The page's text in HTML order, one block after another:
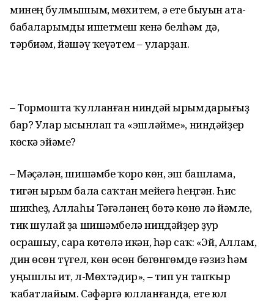
минең булмышым, мөхитем, ә ете быуын ата-
бабаларымды ишетмеш кенә белһәм дә,
тәрбиәм, йәшәү ҡеүәтем – уларҙан.
– Тормошта ҡулланған ниндәй ырымдарығыҙ
бар? Улар ысынлап та «эшләйме», ниндәйҙер
көскә эйәме?
– Мәҫәлән, шишәмбе ҡоро көн, эш башлама,
тигән ырым бала саҡтан мейегә һеңгән. Һис
шикһеҙ, Аллаһы Тәғәләнең бөтә көнө лә йәмле,
тик шулай ҙа шишәмбелә ниндәйҙер ҙур
осрашыу, сара көтөлә икән, һәр саҡ: «Эй, Аллам,
дин өсөн түгел, көн өсөн бөгөнгөмдө ғәзиз һәм
уңышлы ит, Әл-Мөхтәдир», – тип ун тапҡыр
ҡабатлайым. Сәфәргә юлланғанда, ете юл